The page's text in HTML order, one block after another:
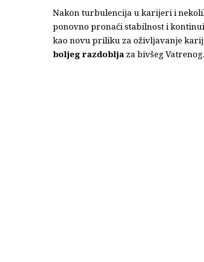
Nakon turbulencija u karijeri i
ponovno pronaći stabilnost i
kao novu priliku za oživljavanje
boljeg razdoblja za bivšeg Vatrenog.